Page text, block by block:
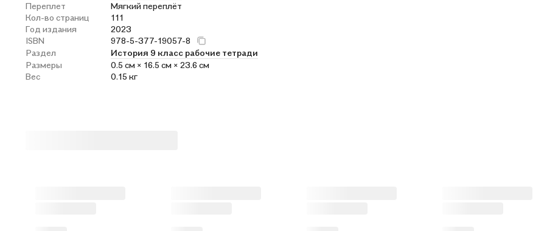
Переплет
Мягкий переплёт
Кол-во страниц
111
Год издания
2023
ISBN
978-5-377-19057-8
Раздел
История 9 класс рабочие тетради
Размеры
0.5 см × 16.5 см × 23.6 см
Вес
0.15 кг